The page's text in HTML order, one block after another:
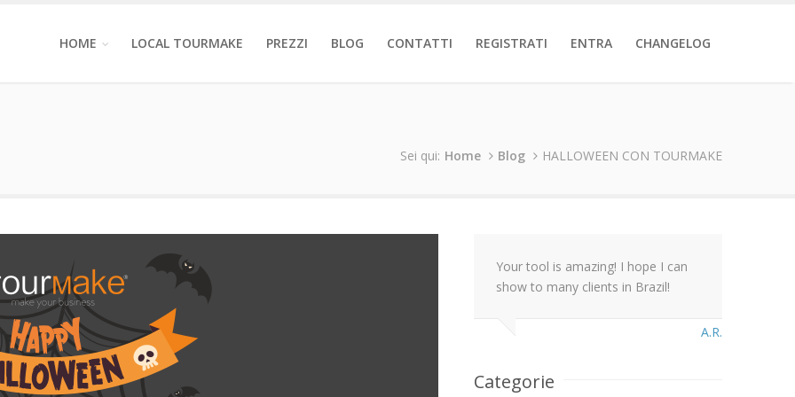
HOME LOCAL TOURMAKE PREZZI BLOG CONTATTI REGISTRATI ENTRA CHANGELOG
Sei qui: Home Blog HALLOWEEN CON TOURMAKE
Your tool is amazing! I hope I can
show to many clients in Brazil!
A.R.
Categorie